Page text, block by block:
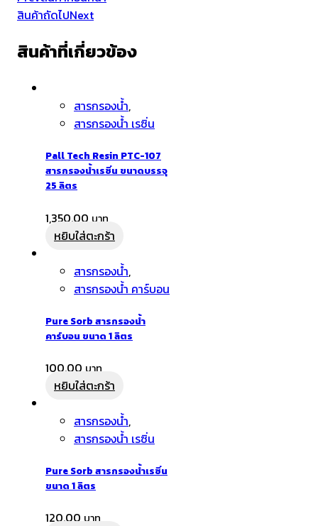
สินค้าถัดไปNext
สินค้าที่เกี่ยวข้อง
สารกรองน้ำ,
สารกรองน้ำ เรซิ่น
Pall Tech Resin PTC-107
สารกรองน้ำเรซิ่น ขนาดบรรจุ
25 ลิตร
1,350.00
หยิบใส่ตะกร้า
สารกรองน้ำ,
สารกรองน้ำ คาร์บอน
Pure Sorb สารกรองน้ำ
คาร์บอน ขนาด 1 ลิตร
100.00
หยิบใส่ตะกร้า
สารกรองน้ำ,
สารกรองน้ำ เรซิ่น
Pure Sorb สารกรองน้ำเรซิ่น
ขนาด 1 ลิตร
120.00